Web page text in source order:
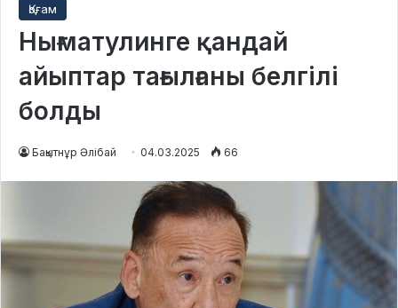
Қоғам
Нығматулинге қандай
айыптар тағылғаны белгілі
болды
Бақытнұр Әлібай 04.03.2025 66